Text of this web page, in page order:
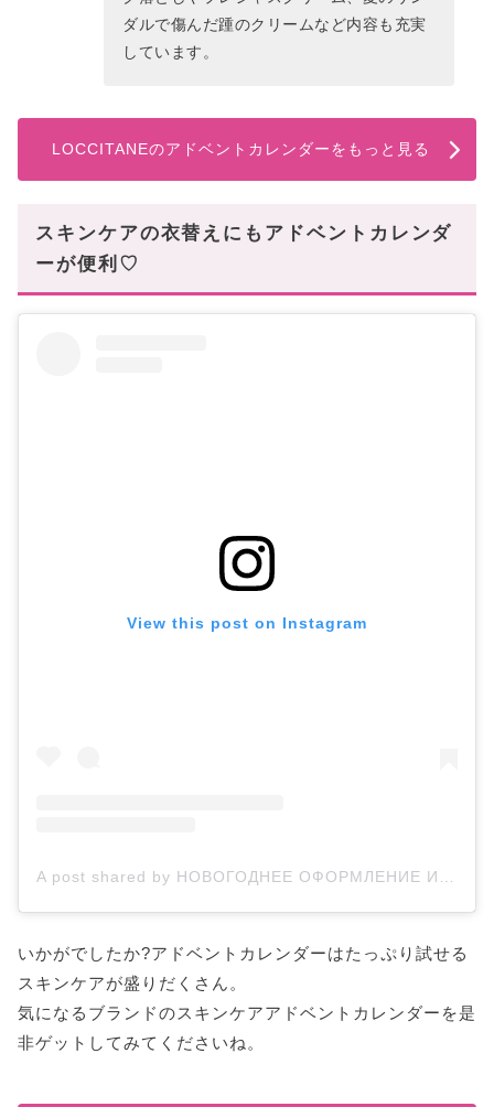
ダルで傷んだ踵のクリームなど内容も充実
しています。
LOCCITANEのアドベントカレンダーをもっと見る
スキンケアの衣替えにもアドベントカレンダ
ーが便利♡
View this post on Instagram
A post shared by НОВОГОДНЕЕ ОФОРМЛЕНИЕ И ДЕКОР (@karlson_christmas_tree)
いかがでしたか?アドベントカレンダーはたっぷり試せる
スキンケアが盛りだくさん。
気になるブランドのスキンケアアドベントカレンダーを是
非ゲットしてみてくださいね。